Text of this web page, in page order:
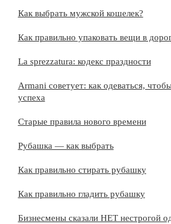
Как выбрать мужской кошелек?
Как правильно упаковать вещи в
La sprezzatura: кодекс праздности
Armani советует: как одеваться,
успеха
Старые правила нового времени
Рубашка — как выбрать
Как правильно стирать рубашку
Как правильно гладить рубашку
Бизнесмены сказали НЕТ нестрогой